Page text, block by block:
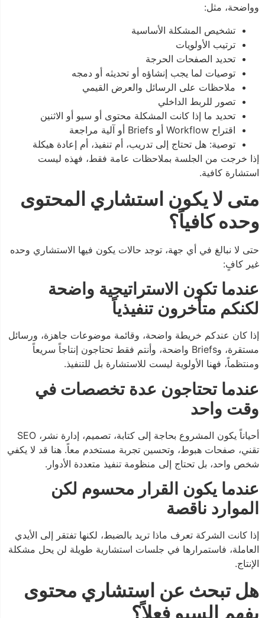
وواضحة، مثل:
تشخيص المشكلة الأساسية
ترتيب الأولويات
تحديد الصفحات الحرجة
توصيات لما يجب إنشاؤه أو تحديثه أو دمجه
ملاحظات على الرسائل والعرض القيمي
تصور للربط الداخلي
تحديد ما إذا كانت المشكلة محتوى أو سيو أو الاثنين
اقتراح Workflow أو Briefs أو آلية مراجعة
توصية: هل تحتاج إلى تدريب، أم تنفيذ، أم إعادة هيكلة
إذا خرجت من الجلسة بملاحظات عامة فقط، فهذه ليست
استشارة كافية.
متى لا يكون استشاري المحتوى
وحده كافياً؟
حتى لا نبالغ في أي جهة، توجد حالات يكون فيها الاستشاري وحده
غير كافٍ:
عندما تكون الاستراتيجية واضحة
لكنكم متأخرون تنفيذياً
إذا كان عندكم خريطة واضحة، وقائمة موضوعات جاهزة، ورسائل
مستقرة، وBriefs واضحة، وأنتم فقط تحتاجون إنتاجاً سريعاً
ومنتظماً، فهنا الأولوية ليست للاستشارة بل للتنفيذ.
عندما تحتاجون عدة تخصصات في
وقت واحد
أحياناً يكون المشروع بحاجة إلى كتابة، تصميم، إدارة نشر، SEO
تقني، صفحات هبوط، وتحسين تجربة مستخدم معاً. هنا قد لا يكفي
شخص واحد، بل تحتاج إلى منظومة تنفيذ متعددة الأدوار.
عندما يكون القرار محسوم لكن
الموارد ناقصة
إذا كانت الشركة تعرف ماذا تريد بالضبط، لكنها تفتقر إلى الأيدي
العاملة، فاستمرارها في جلسات استشارية طويلة لن يحل مشكلة
الإنتاج.
هل تبحث عن استشاري محتوى
يفهم السيو فعلاً؟